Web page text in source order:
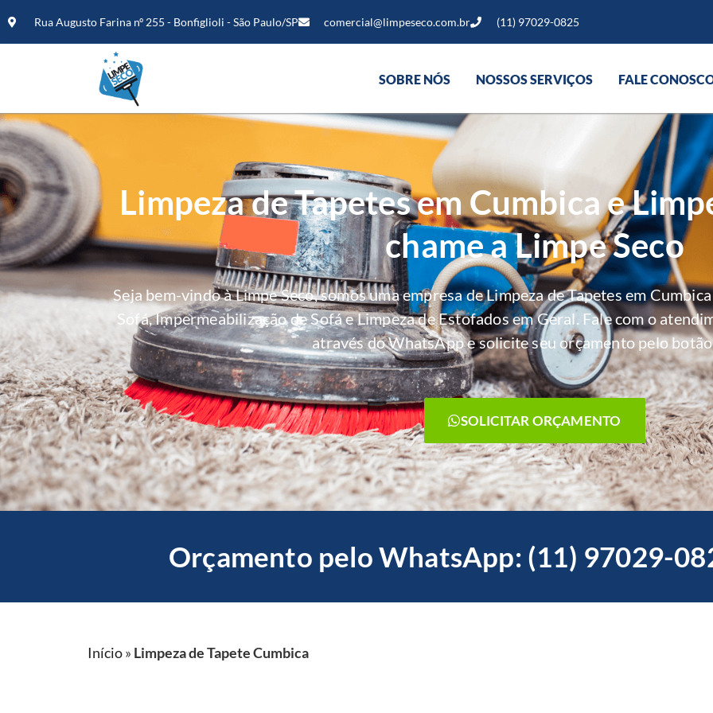
Rua Augusto Farina nº 255 - Bonfiglioli - São Paulo/SP comercial@limpeseco.com.br (11) 97029-0825
SOBRE NÓS NOSSOS SERVIÇOS FALE
Limpeza de Tapetes em Cumbica e
chame a Limpe Seco
Seja bem-vindo à Limpe Seco, somos uma empresa de Limpeza de Tapetes em
Sofá, Impermeabilização de Sofá e Limpeza de Estofados em Geral. Fale com o
através do WhatsApp e solicite seu orçamento pelo
SOLICITAR ORÇAMENTO
Orçamento pelo WhatsApp: (11) 97029-
Início» Limpeza de Tapete Cumbica